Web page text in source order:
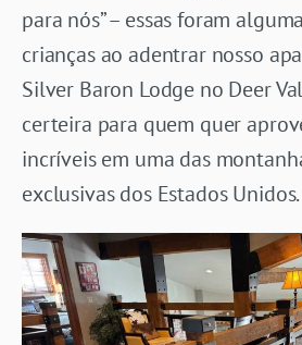
para nós” – essas foram
crianças ao adentrar nosso
Silver Baron Lodge no Deer
certeira para quem quer
incríveis em uma das
exclusivas dos Estados Unidos.